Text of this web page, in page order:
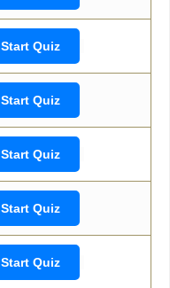
Start Quiz
Start Quiz
Start Quiz
Start Quiz
Start Quiz